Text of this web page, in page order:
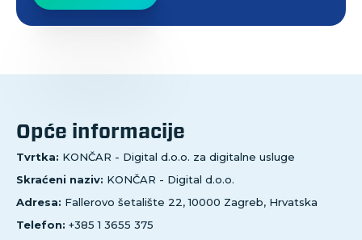
Opće informacije
Tvrtka: KONČAR - Digital d.o.o. za digitalne usluge
Skraćeni naziv: KONČAR - Digital d.o.o.
Adresa: Fallerovo šetalište 22, 10000 Zagreb, Hrvatska
Telefon: +385 1 3655 375